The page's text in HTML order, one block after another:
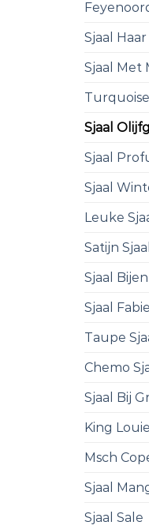
Sjaal Haar
Sjaal Met
Turquoise
Sjaal
Sjaal
Sjaal
Leuke
Satijn Sjaal
Sjaal
Sjaal
Taupe
Chemo
Sjaal Bij
King Louie
Msch
Sjaal
Sjaal Sale